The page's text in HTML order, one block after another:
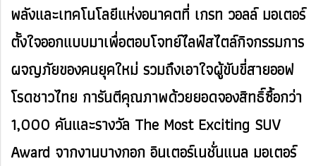
พลังและเทคโนโลยีแห่งอนาคตที่ เกรท วอลล์ มอเตอร์
ตั้งใจออกแบบมาเพื่อตอบโจทย์ไลฟ์สไตล์กิจกรรมการ
ผจญภัยของคนยุคใหม่ รวมถึงเอาใจผู้ขับขี่สายออฟ
โรดชาวไทย การันตีคุณภาพด้วยยอดจองสิทธิ์ซื้อกว่า
1,000 คันและรางวัล The Most Exciting SUV
Award จากงานบางกอก อินเตอร์เนชั่นแนล มอเตอร์